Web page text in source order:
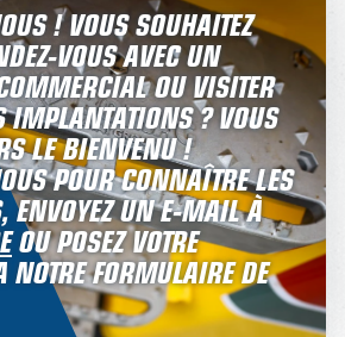
!VOUS SOUHAITEZ
VOUS AVEC UN
OU VISITER
IMPLANTATIONS ? VOUS
LE BIENVENU !
POUR CONNAÎTRE LES
ENVOYEZ UN E-MAIL À
OU POSEZ VOTRE
NOTRE FORMULAIRE DE